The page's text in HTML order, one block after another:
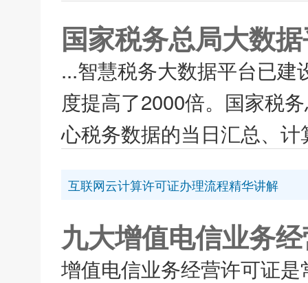
国家税务总局大数
...智慧税务大数据平台已
度提高了2000倍。国家税
心税务数据的当日汇总、
互联网云计算许可证办理流程精华讲解
九大增值电信业务
增值电信业务经营许可证